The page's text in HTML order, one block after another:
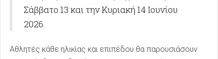
Σάββατο 13 και την Κυριακή 14 Ιουνίου
2026.
Αθλητές κάθε ηλικίας και επιπέδου θα παρουσιάσουν